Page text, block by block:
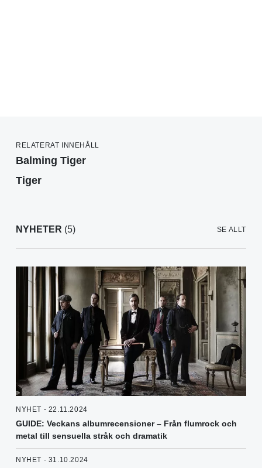
RELATERAT INNEHÅLL
Balming Tiger
Tiger
NYHETER (5) SE ALLT
NYHET - 22.11.2024
GUIDE: Veckans albumrecensioner – Från flumrock och
metal till sensuella stråk och dramatik
NYHET - 31.10.2024